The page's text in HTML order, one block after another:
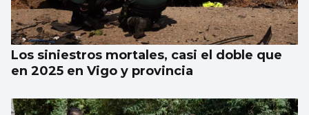
Los siniestros mortales, casi el doble que
en 2025 en Vigo y provincia